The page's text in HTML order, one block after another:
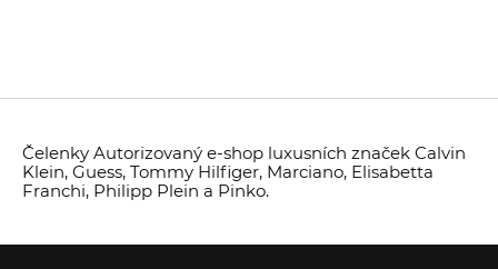
Čelenky Autorizovaný e-shop luxusních značek Calvin
Klein, Guess, Tommy Hilfiger, Marciano, Elisabetta
Franchi, Philipp Plein a Pinko.